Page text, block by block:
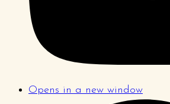
Opens in a new window